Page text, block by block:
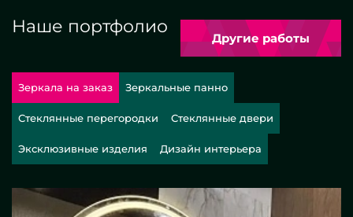
Наше портфолио
Другие работы
Зеркала на заказ Зеркальные панно
Стеклянные перегородки Стеклянные двери
Эксклюзивные изделия Дизайн интерьера